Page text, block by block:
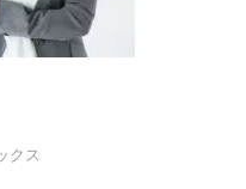
クス